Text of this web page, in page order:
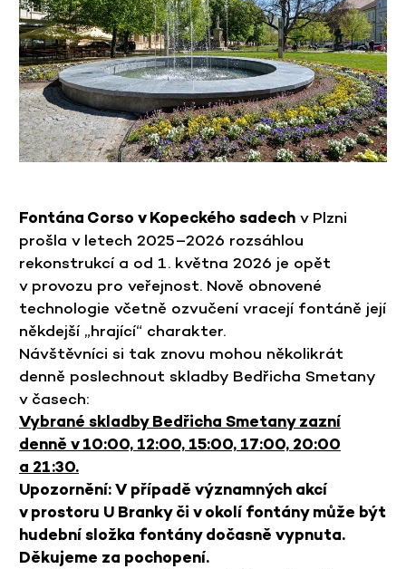
Fontána Corso v Kopeckého sadech v Plzni
prošla v letech 2025–2026 rozsáhlou
rekonstrukcí a od 1. května 2026 je opět
v provozu pro veřejnost. Nově obnovené
technologie včetně ozvučení vracejí fontáně její
někdejší „hrající“ charakter.
Návštěvníci si tak znovu mohou několikrát
denně poslechnout skladby Bedřicha Smetany
v časech:
Vybrané skladby Bedřicha Smetany zazní
denně v 10:00, 12:00, 15:00, 17:00, 20:00
a 21:30.
Upozornění: V případě významných akcí
v prostoru U Branky či v okolí fontány může být
hudební složka fontány dočasně vypnuta.
Děkujeme za pochopení.